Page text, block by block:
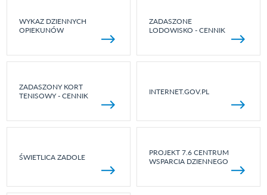
WYKAZ DZIENNYCH
OPIEKUNÓW
ZADASZONE
LODOWISKO - CENNIK
ZADASZONY KORT
TENISOWY - CENNIK
INTERNET.GOV.PL
ŚWIETLICA ZADOLE
PROJEKT 7.6 CENTRUM
WSPARCIA DZIENNEGO